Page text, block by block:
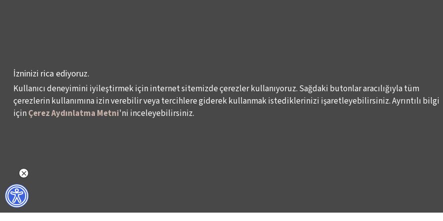
KÜLTÜR POLİTİKALARI
ÇALIŞMALARI
İzninizi rica ediyoruz.
Kullanıcı deneyimini iyileştirmek için internet sitemizde çerezler kullanıyoruz. Sağdaki butonlar aracılığıyla tüm
çerezlerin kullanımına izin verebilir veya tercihlere giderek kullanmak istediklerinizi işaretleyebilirsiniz. Ayrıntılı bilgi
için Çerez Aydınlatma Metni'ni inceleyebilirsiniz.